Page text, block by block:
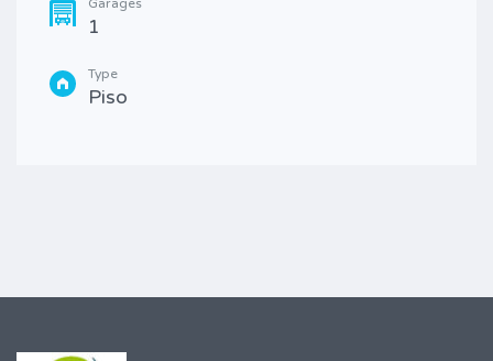
1
Type
Piso